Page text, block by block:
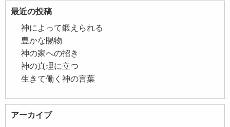
最近の投稿
神によって鍛えられる
豊かな賜物
神の家への招き
神の真理に立つ
生きて働く神の言葉
アーカイブ